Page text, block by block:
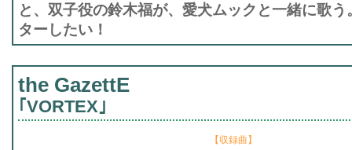
と、双子役の鈴木福が、愛犬ムックと一緒に歌
ターしたい！
the GazettE
｢VORTEX｣
【収録曲】